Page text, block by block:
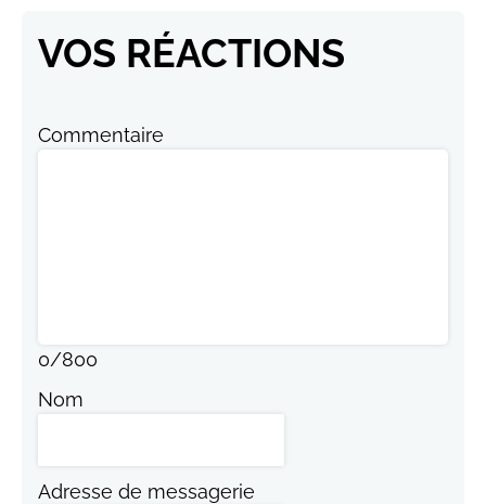
VOS RÉACTIONS
Commentaire
0/800
Nom
Adresse de messagerie